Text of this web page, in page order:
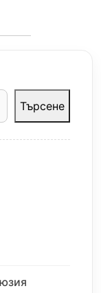
Търсене